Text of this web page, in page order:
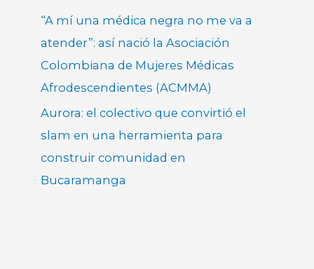
“A mí una médica negra no me va a
atender”: así nació la Asociación
Colombiana de Mujeres Médicas
Afrodescendientes (ACMMA)
Aurora: el colectivo que convirtió el
slam en una herramienta para
construir comunidad en
Bucaramanga